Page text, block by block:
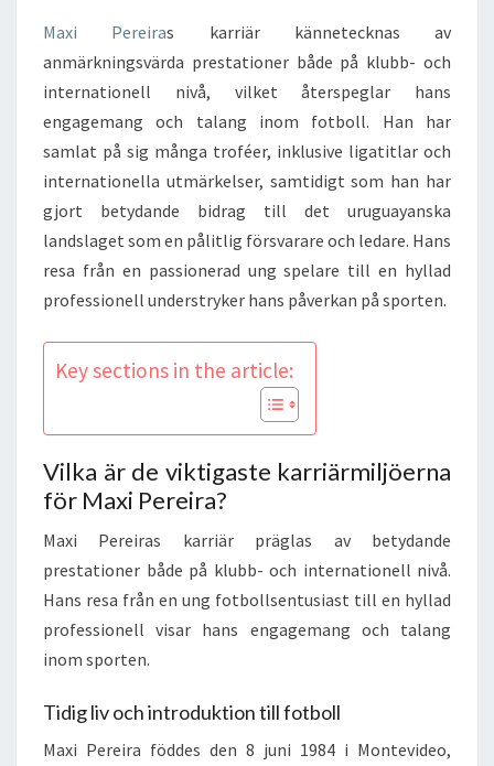
Maxi Pereiras karriär kännetecknas av
anmärkningsvärda prestationer både på klubb- och
internationell nivå, vilket återspeglar hans
engagemang och talang inom fotboll. Han har
samlat på sig många troféer, inklusive ligatitlar och
internationella utmärkelser, samtidigt som han har
gjort betydande bidrag till det uruguayanska
landslaget som en pålitlig försvarare och ledare. Hans
resa från en passionerad ung spelare till en hyllad
professionell understryker hans påverkan på sporten.
Key sections in the article:
Vilka är de viktigaste karriärmiljöerna
för Maxi Pereira?
Maxi Pereiras karriär präglas av betydande
prestationer både på klubb- och internationell nivå.
Hans resa från en ung fotbollsentusiast till en hyllad
professionell visar hans engagemang och talang
inom sporten.
Tidig liv och introduktion till fotboll
Maxi Pereira föddes den 8 juni 1984 i Montevideo,